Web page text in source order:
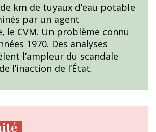
km de tuyaux d’eau potable
par un agent
le CVM. Un problème connu
1970. Des analyses
l’ampleur du scandale
l’inaction de l’État.